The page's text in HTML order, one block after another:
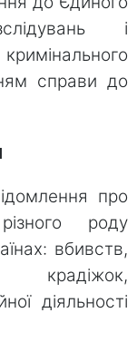
і
справи до
про
роду
вбивств,
крадіжок,
діяльності